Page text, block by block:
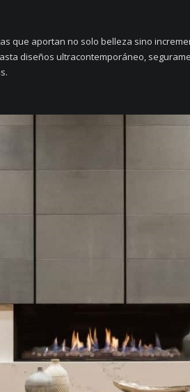
que aportan no solo belleza sino
diseños ultracontemporáneo,